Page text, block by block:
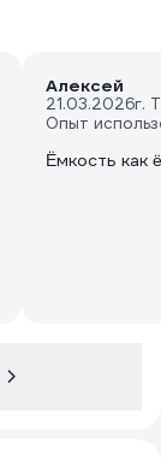
Алексей
21.03.2026г.
Опыт
Ëмкость как